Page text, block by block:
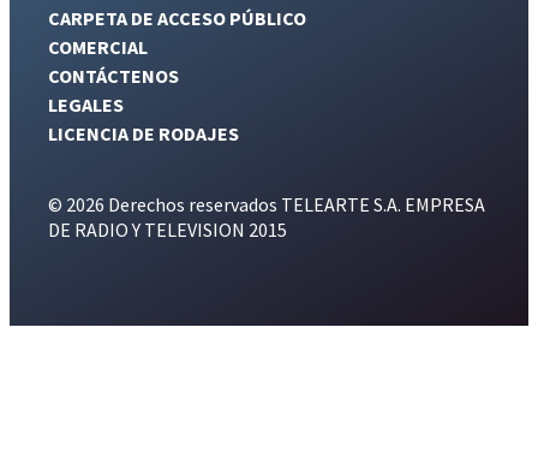
CARPETA DE ACCESO PÚBLICO
COMERCIAL
CONTÁCTENOS
LEGALES
LICENCIA DE RODAJES
© 2026 Derechos reservados TELEARTE S.A. EMPRESA
DE RADIO Y TELEVISION 2015